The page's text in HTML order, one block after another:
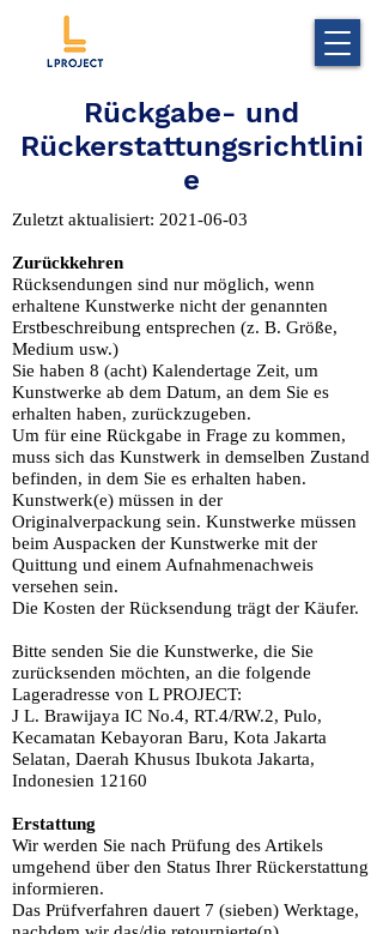
Rückgabe- und
Rückerstattungsrichtlini
e
Zuletzt aktualisiert: 2021-06-03
Zurückkehren
Rücksendungen sind nur möglich, wenn
erhaltene Kunstwerke nicht der genannten
Erstbeschreibung entsprechen (z. B. Größe,
Medium usw.)
Sie haben 8 (acht) Kalendertage Zeit, um
Kunstwerke ab dem Datum, an dem Sie es
erhalten haben, zurückzugeben.
Um für eine Rückgabe in Frage zu kommen,
muss sich das Kunstwerk in demselben Zustand
befinden, in dem Sie es erhalten haben.
Kunstwerk(e) müssen in der
Originalverpackung sein. Kunstwerke müssen
beim Auspacken der Kunstwerke mit der
Quittung und einem Aufnahmenachweis
versehen sein.
Die Kosten der Rücksendung trägt der Käufer.
Bitte senden Sie die Kunstwerke, die Sie
zurücksenden möchten, an die folgende
Lageradresse von L PROJECT:
J L. Brawijaya IC No.4, RT.4/RW.2, Pulo,
Kecamatan Kebayoran Baru, Kota Jakarta
Selatan, Daerah Khusus Ibukota Jakarta,
Indonesien 12160
Erstattung
Wir werden Sie nach Prüfung des Artikels
umgehend über den Status Ihrer Rückerstattung
informieren.
Das Prüfverfahren dauert 7 (sieben) Werktage,